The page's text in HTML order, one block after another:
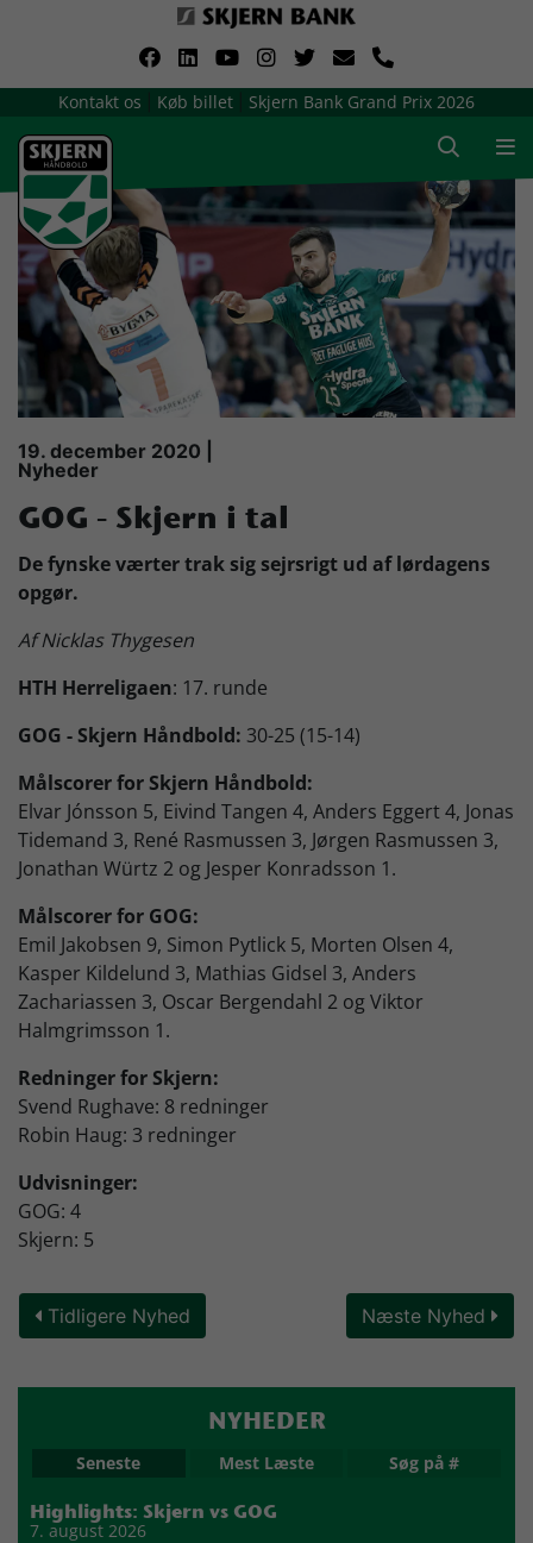
Kontakt os Køb billet Skjern Bank Grand Prix 2026
Om Skjern Håndbold
Ligatruppen
Sponsorer
Billetsalg / sæsonkort
Presse
Samarbejdsklubber
Skjern Bank Grand Prix
Nyhedsbrev
Køb Billet
19. december 2020 |
Nyheder
GOG - Skjern i tal
De fynske værter trak sig sejrsrigt ud af lørdagens
opgør.
Af Nicklas Thygesen
HTH Herreligaen: 17. runde
GOG - Skjern Håndbold: 30-25 (15-14)
Målscorer for Skjern Håndbold:
Elvar Jónsson 5, Eivind Tangen 4, Anders Eggert 4, Jonas
Tidemand 3, René Rasmussen 3, Jørgen Rasmussen 3,
Jonathan Würtz 2 og Jesper Konradsson 1.
Målscorer for GOG:
Emil Jakobsen 9, Simon Pytlick 5, Morten Olsen 4,
Kasper Kildelund 3, Mathias Gidsel 3, Anders
Zachariassen 3, Oscar Bergendahl 2 og Viktor
Halmgrimsson 1.
Redninger for Skjern:
Svend Rughave: 8 redninger
Robin Haug: 3 redninger
Udvisninger:
GOG: 4
Skjern: 5
Tidligere Nyhed Næste Nyhed
NYHEDER
Seneste Mest Læste Søg på #
Highlights: Skjern vs GOG
7. august 2026